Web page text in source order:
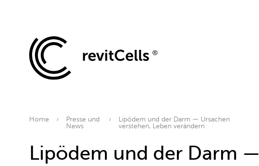
Home
Presse und
News
Lipödem und der Darm — Ursachen
verstehen, Leben verändern
Lipödem und der Darm —